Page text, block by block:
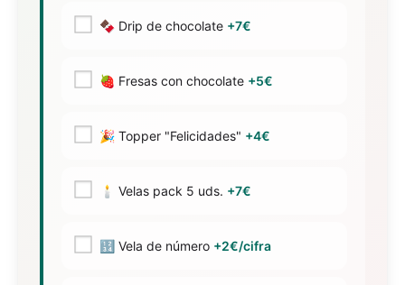
🍫 Drip de chocolate +7€
🍓 Fresas con chocolate +5€
🎉 Topper "Felicidades" +4€
🕯️ Velas pack 5 uds. +7€
🔢 Vela de número +2€/cifra